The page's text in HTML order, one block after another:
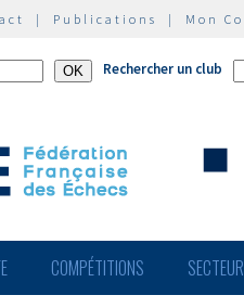
| Publications | Mon
Rechercher un club
COMPÉTITIONS